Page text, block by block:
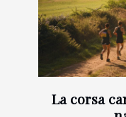
La corsa